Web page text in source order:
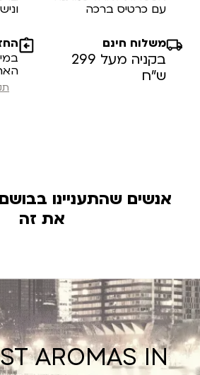
עם כרטיס ברכה
משלוח חינם
בקניה מעל 299
ש”ח
אנשים שהתעניינו
את זה
AROMAS IN